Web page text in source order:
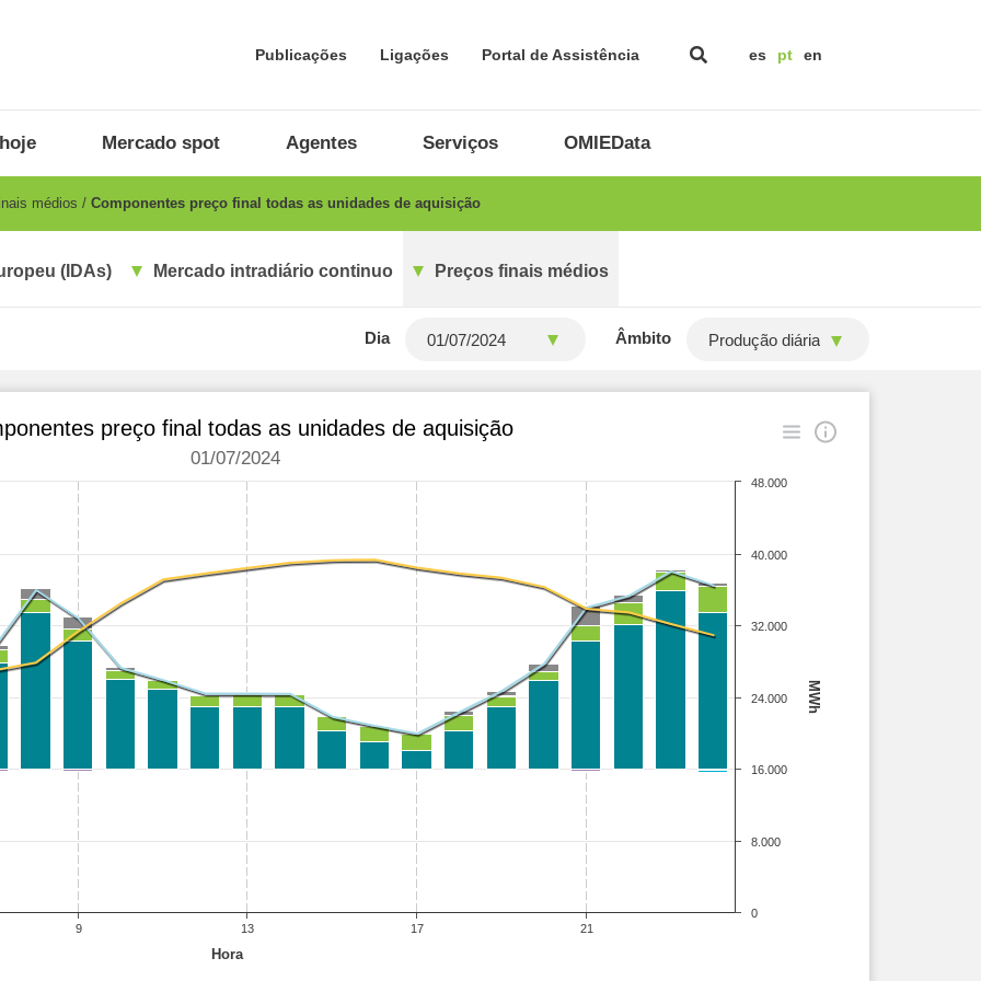
Publicações Ligações Portal de Assistência es pt en
Mercado spot Agentes Serviços OMIEData
médios Componentes preço final todas as unidades de aquisição
(IDAs) Mercado intradiário continuo Preços finais médios
Dia Âmbito Produção diária
Hora
MWh
preço final todas as unidades de aquisição
01/07/2024
9 13 17 21
0
8.000
16.000
24.000
32.000
40.000
48.000